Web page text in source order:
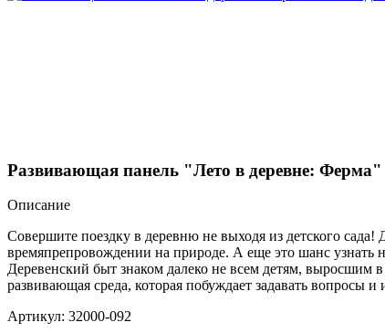
Развивающая панель "Лето в деревне: Ферма"
Описание
Совершите поездку в деревню не выходя из детского
времяпрепровождении на природе. А еще это шанс
Деревенский быт знаком далеко не всем детям, выросшим
развивающая среда, которая побуждает задавать вопросы и
Артикул: 32000-092